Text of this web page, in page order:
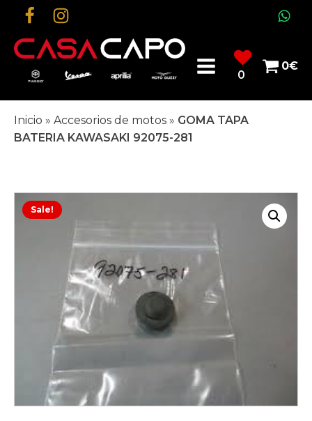
0
0€
Inicio » Accesorios de motos » GOMA TAPA
BATERIA KAWASAKI 92075-281
Sale!